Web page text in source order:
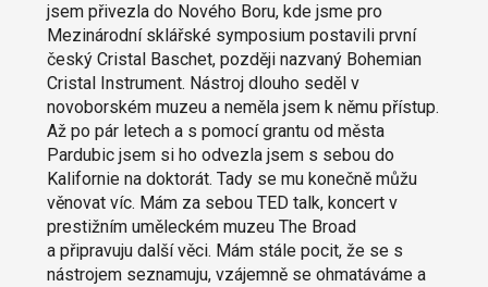
jsem přivezla do Nového Boru, kde jsme pro
Mezinárodní sklářské symposium postavili první
český Cristal Baschet, později nazvaný Bohemian
Cristal Instrument. Nástroj dlouho seděl v
novoborském muzeu a neměla jsem k němu přístup.
Až po pár letech a s pomocí grantu od města
Pardubic jsem si ho odvezla jsem s sebou do
Kalifornie na doktorát. Tady se mu konečně můžu
věnovat víc. Mám za sebou TED talk, koncert v
prestižním uměleckém muzeu The Broad
a připravuju další věci. Mám stále pocit, že se s
nástrojem seznamuju, vzájemně se ohmatáváme a